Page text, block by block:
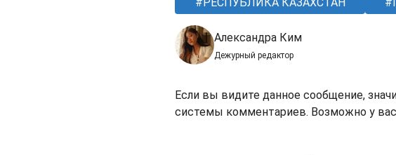
Александра Ким
Дежурный редактор
Если вы видите данное сообщение,
системы комментариев. Возможно у